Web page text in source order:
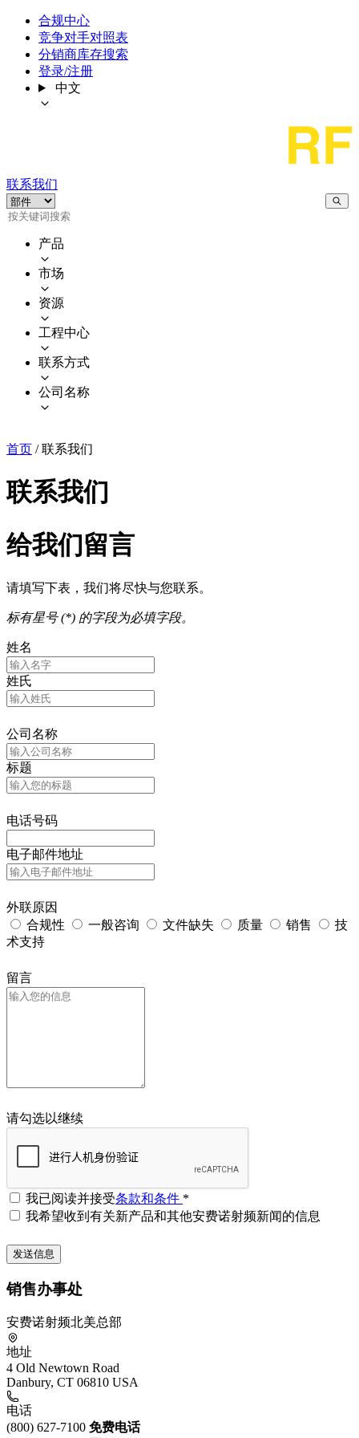
合规中心
竞争对手对照表
分销商库存搜索
登录/注册
中文
联系我们
产品
市场
资源
工程中心
联系方式
公司名称
首页 / 联系我们
联系我们
给我们留言
请填写下表，我们将尽快与您联系。
标有星号 (*) 的字段为必填字段。
姓名
姓氏
公司名称
标题
电话号码
电子邮件地址
外联原因
合规性
一般咨询 文件缺失 质量 销售
技
术支持
留言
请勾选以继续
我已阅读并接受条款和条件 *
我希望收到有关新产品和其他安费诺射频新闻的信息
销售办事处
安费诺射频北美总部
地址
4 Old Newtown Road
Danbury, CT 06810 USA
电话
(800) 627-7100 免费电话